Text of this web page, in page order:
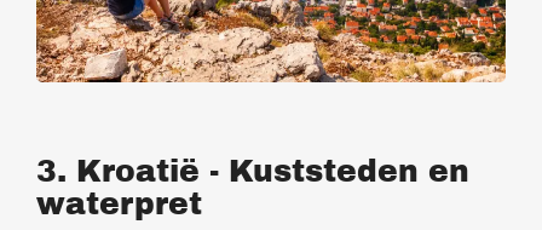
3. Kroatië - Kuststeden en
waterpret